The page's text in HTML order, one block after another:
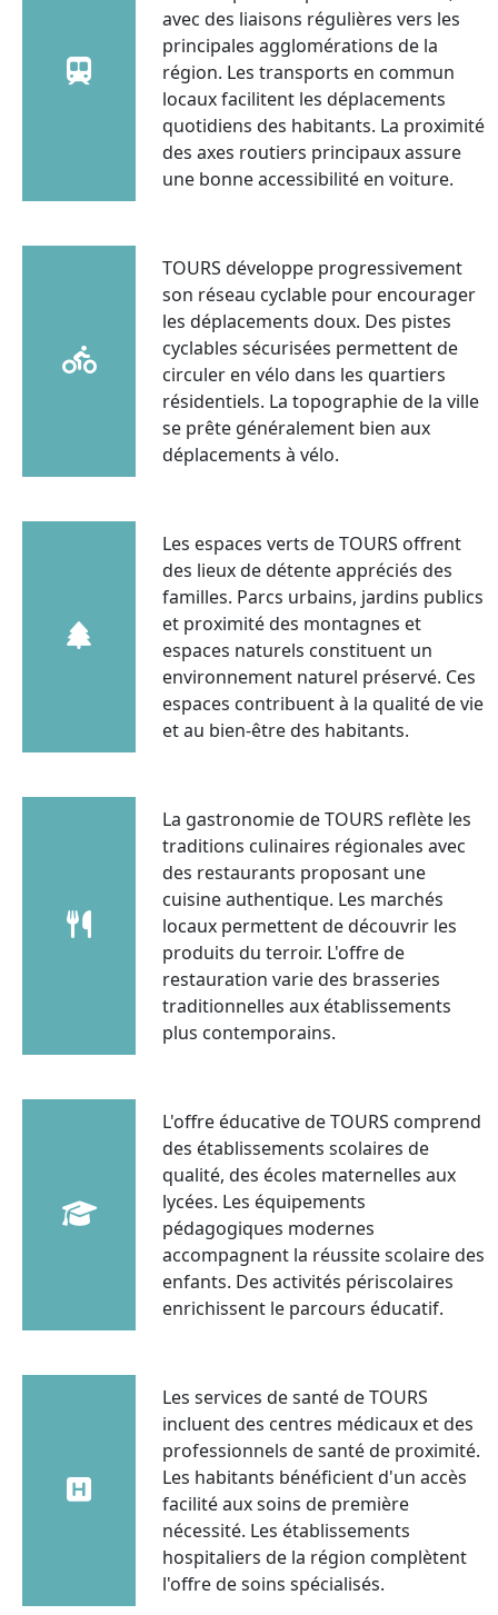
avec des liaisons régulières vers les
principales agglomérations de la
région. Les transports en commun
locaux facilitent les déplacements
quotidiens des habitants. La proximité
des axes routiers principaux assure
une bonne accessibilité en voiture.
TOURS développe progressivement
son réseau cyclable pour encourager
les déplacements doux. Des pistes
cyclables sécurisées permettent de
circuler en vélo dans les quartiers
résidentiels. La topographie de la ville
se prête généralement bien aux
déplacements à vélo.
Les espaces verts de TOURS offrent
des lieux de détente appréciés des
familles. Parcs urbains, jardins publics
et proximité des montagnes et
espaces naturels constituent un
environnement naturel préservé. Ces
espaces contribuent à la qualité de vie
et au bien-être des habitants.
La gastronomie de TOURS reflète les
traditions culinaires régionales avec
des restaurants proposant une
cuisine authentique. Les marchés
locaux permettent de découvrir les
produits du terroir. L'offre de
restauration varie des brasseries
traditionnelles aux établissements
plus contemporains.
L'offre éducative de TOURS comprend
des établissements scolaires de
qualité, des écoles maternelles aux
lycées. Les équipements
pédagogiques modernes
accompagnent la réussite scolaire des
enfants. Des activités périscolaires
enrichissent le parcours éducatif.
Les services de santé de TOURS
incluent des centres médicaux et des
professionnels de santé de proximité.
Les habitants bénéficient d'un accès
facilité aux soins de première
nécessité. Les établissements
hospitaliers de la région complètent
l'offre de soins spécialisés.